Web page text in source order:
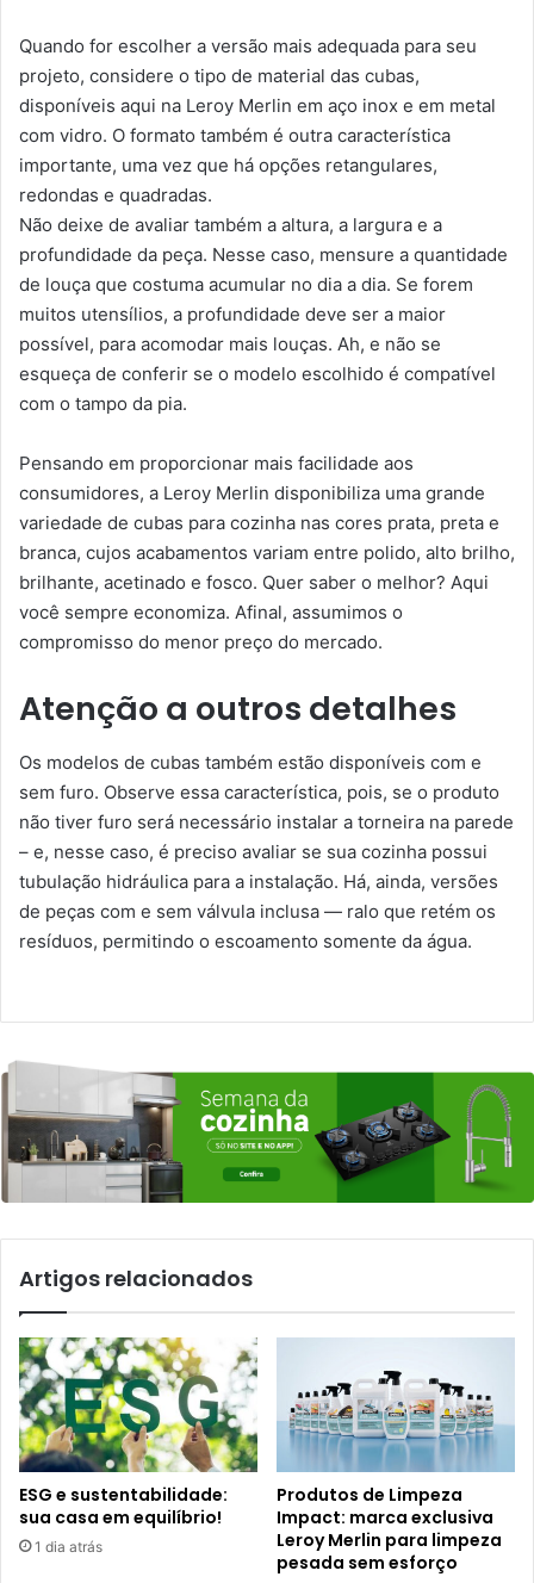
Quando for escolher a versão mais adequada para seu
projeto, considere o tipo de material das cubas,
disponíveis aqui na Leroy Merlin em aço inox e em metal
com vidro. O formato também é outra característica
importante, uma vez que há opções retangulares,
redondas e quadradas.
Não deixe de avaliar também a altura, a largura e a
profundidade da peça. Nesse caso, mensure a quantidade
de louça que costuma acumular no dia a dia. Se forem
muitos utensílios, a profundidade deve ser a maior
possível, para acomodar mais louças. Ah, e não se
esqueça de conferir se o modelo escolhido é compatível
com o tampo da pia.
Pensando em proporcionar mais facilidade aos
consumidores, a Leroy Merlin disponibiliza uma grande
variedade de cubas para cozinha nas cores prata, preta e
branca, cujos acabamentos variam entre polido, alto brilho,
brilhante, acetinado e fosco. Quer saber o melhor? Aqui
você sempre economiza. Afinal, assumimos o
compromisso do menor preço do mercado.
Atenção a outros detalhes
Os modelos de cubas também estão disponíveis com e
sem furo. Observe essa característica, pois, se o produto
não tiver furo será necessário instalar a torneira na parede
– e, nesse caso, é preciso avaliar se sua cozinha possui
tubulação hidráulica para a instalação. Há, ainda, versões
de peças com e sem válvula inclusa — ralo que retém os
resíduos, permitindo o escoamento somente da água.
Artigos relacionados
ESG e sustentabilidade:
sua casa em equilíbrio!
1 dia atrás
Produtos de Limpeza
Impact: marca exclusiva
Leroy Merlin para limpeza
pesada sem esforço